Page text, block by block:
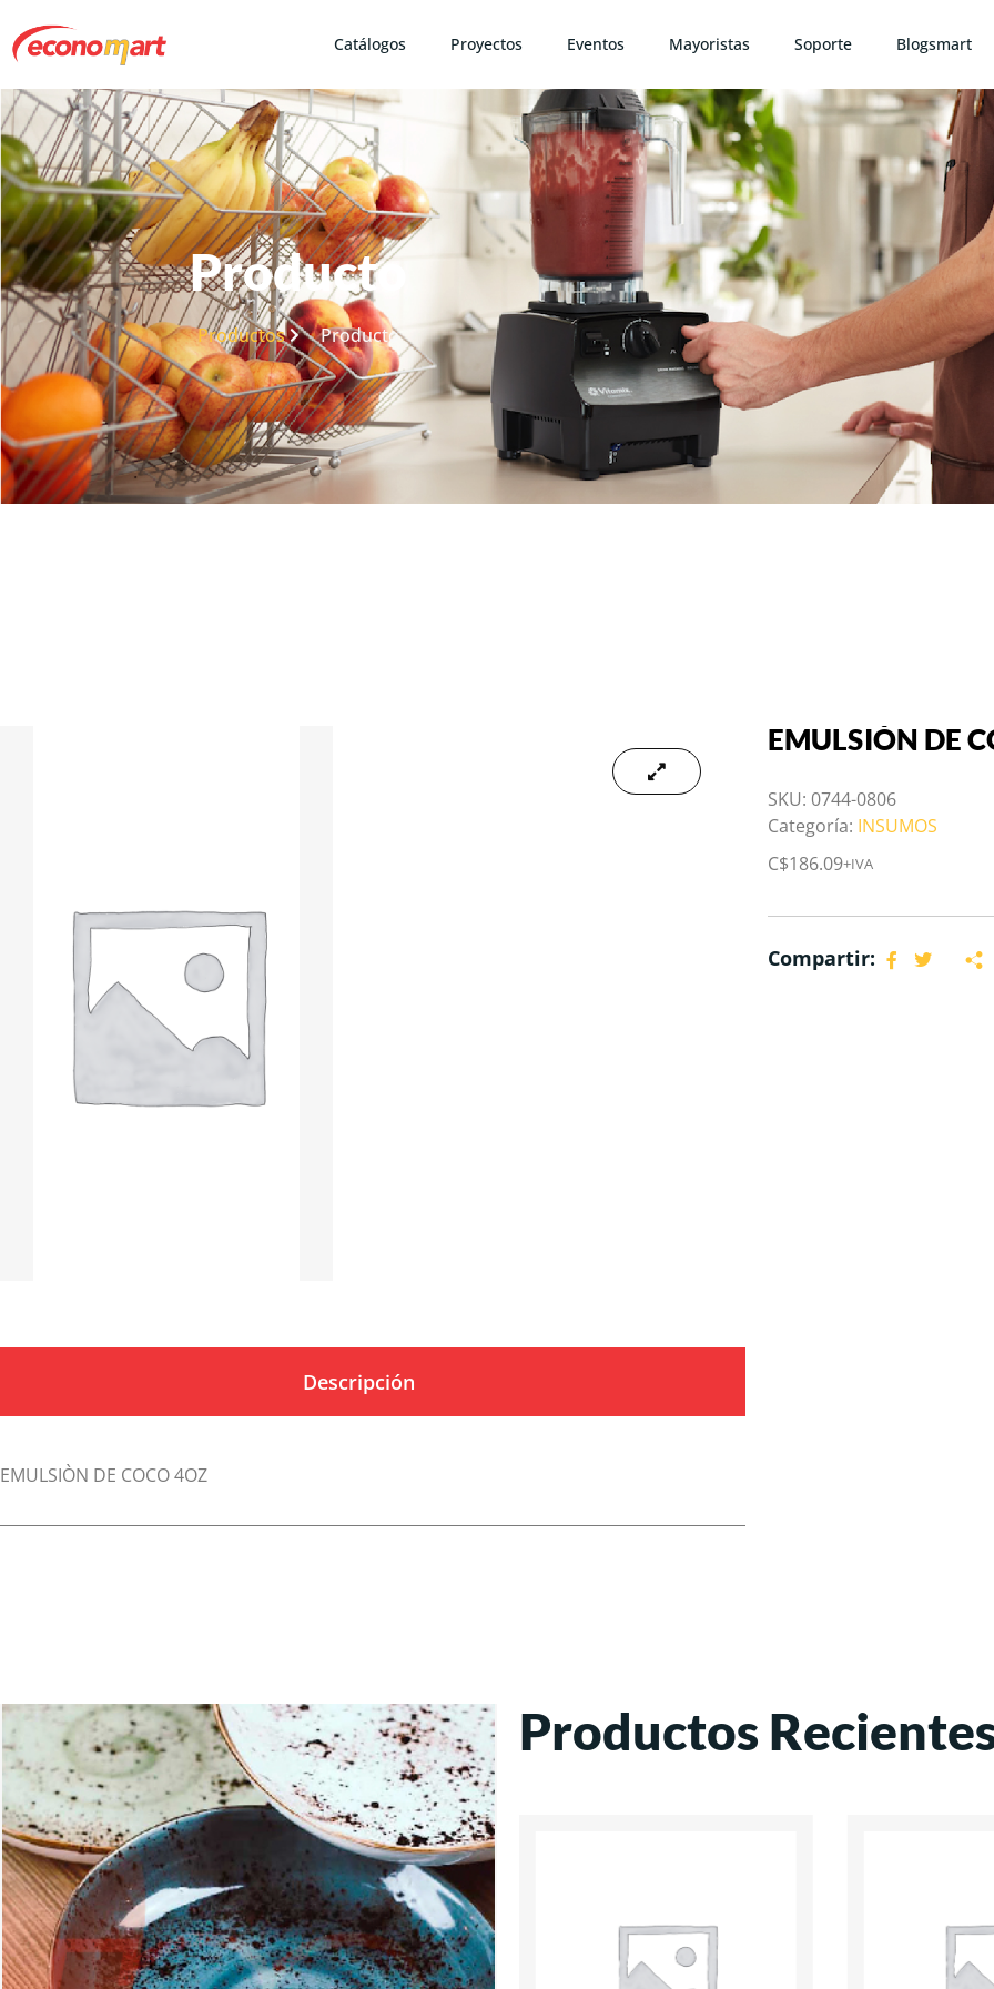
Catálogos Proyectos Eventos Mayoristas Soporte Blogsmart
Producto
Productos Producto
EMULSIÒN DE
SKU: 0744-0806
Categoría: INSUMOS
C$186.09+IVA
Compartir:
Descripción
EMULSIÒN DE COCO 4OZ
Productos